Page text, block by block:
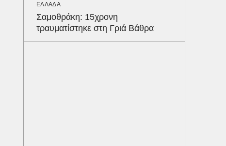
ΕΛΛΑΔΑ
Σαμοθράκη: 15χρονη
τραυματίστηκε στη Γριά Βάθρα